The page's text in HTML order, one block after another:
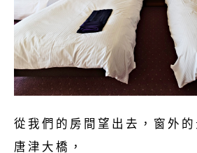
從我們的房間望出去，窗外
唐津大橋，